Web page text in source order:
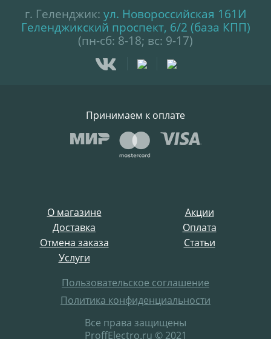
О магазине
Акции
Доставка
Оплата
Отмена заказа
Статьи
Услуги
Пользовательское соглашение
Политика конфиденциальности
Все права защищены
ProffElectro.ru © 2021
г. Геленджик: ул. Новороссийская 161И
Геленджикский проспект, 6/2 (база КПП)
(пн-сб: 8-18; вс: 9-17)
Принимаем к оплате